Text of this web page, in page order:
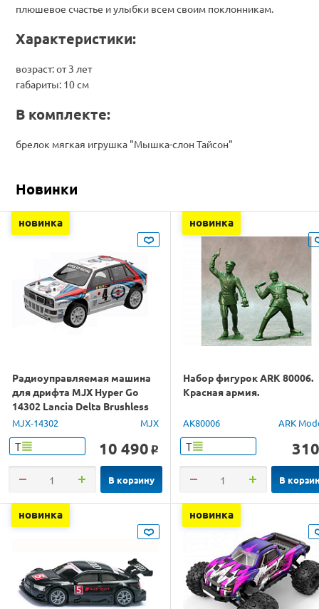
плюшевое счастье и улыбки всем своим поклонникам.
Характеристики:
возраст: от 3 лет
габариты: 10 см
В комплекте:
брелок мягкая игрушка "Мышка-слон Тайсон"
Новинки
новинка
Радиоуправляемая машина
для дрифта MJX Hyper Go
14302 Lancia Delta Brushless
4WD 2.4G LED 1/14 RTR
MJX-14302 MJX
Т 10 490 o
В корзину
новинка
Набор фигурок ARK 80006.
Красная армия.
AK80006 ARK
Т 310
В
новинка новинка